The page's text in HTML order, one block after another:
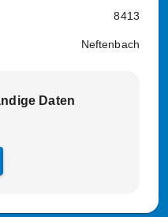
8413
Neftenbach
Daten